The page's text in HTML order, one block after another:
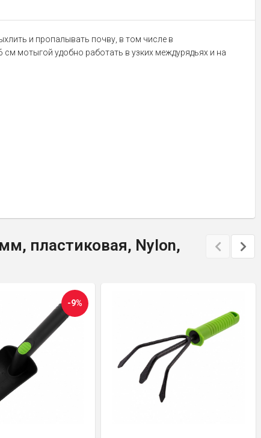
и пропалывать почву, в том числе в
мотыгой удобно работать в узких междурядьях и на
пластиковая, Nylon,
-9%